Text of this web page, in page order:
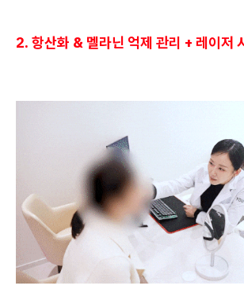
2. 항산화 & 멜라닌 억제 관리 + 레이저